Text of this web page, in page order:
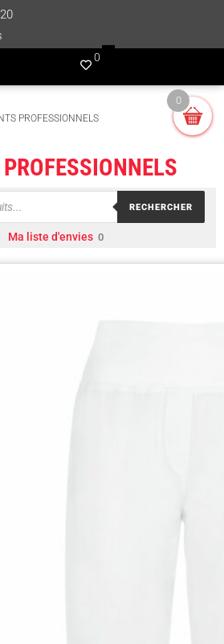
0
PROFESSIONNELS
RECHERCHER
Ma liste d'envies 0
0